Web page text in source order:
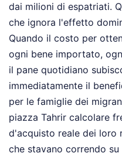
dai milioni di espatriati.
che ignora l'effetto
Quando il costo per
ogni bene importato,
il pane quotidiano
immediatamente il
per le famiglie dei
piazza Tahrir calcolare
d'acquisto reale dei loro
che stavano correndo